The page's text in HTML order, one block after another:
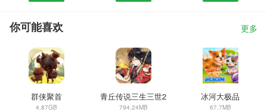
你可能喜欢 更多
群侠聚首
4.87GB
青丘传说三生三世2
794.24MB
冰河大极品
67.7MB